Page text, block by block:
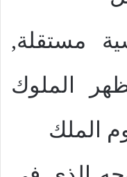
مستقلة,
الملوك
الملك